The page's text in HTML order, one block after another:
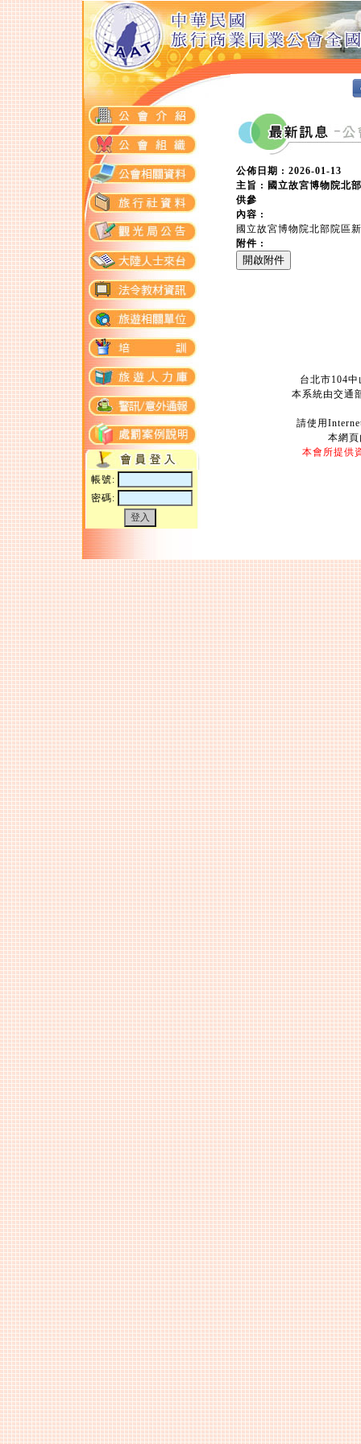
帳號:
密碼:
公佈日期 : 2026-01-13
主旨 : 國立故宮博物院北
供參
內容 :
國立故宮博物院北部院區
附件 :
台北市104
本系統由交通
請使用
本網
本會所提供